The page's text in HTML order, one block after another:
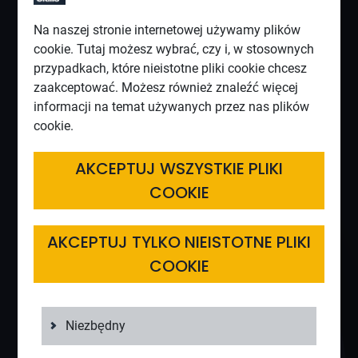
Stream, potrzebujesz licencji. Kliknij poniższy przycisk,
aby kupić licencję Stream już teraz. Jeśli potrzebujesz
Phone:+4974526310600 | E-mail: info@paveplus.com
Na naszej stronie internetowej używamy plików
cookie. Tutaj możesz wybrać, czy i, w stosownych
przypadkach, które nieistotne pliki cookie chcesz
zaakceptować. Możesz również znaleźć więcej
informacji na temat używanych przez nas plików
cookie.
AKCEPTUJ WSZYSTKIE PLIKI
COOKIE
AKCEPTUJ TYLKO NIEISTOTNE PLIKI
COOKIE
Niezbędny